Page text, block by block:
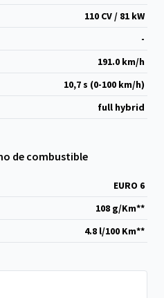
110 CV / 81 kW
-
191.0 km/h
10,7 s (0-100 km/h)
full hybrid
de combustible
EURO 6
108 g/Km**
4.8 l/100 Km**